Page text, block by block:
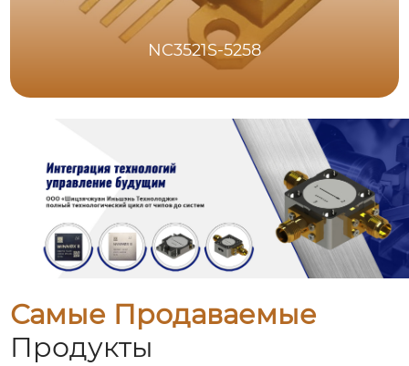
NC3521S-5258
Самые Продаваемые
Продукты